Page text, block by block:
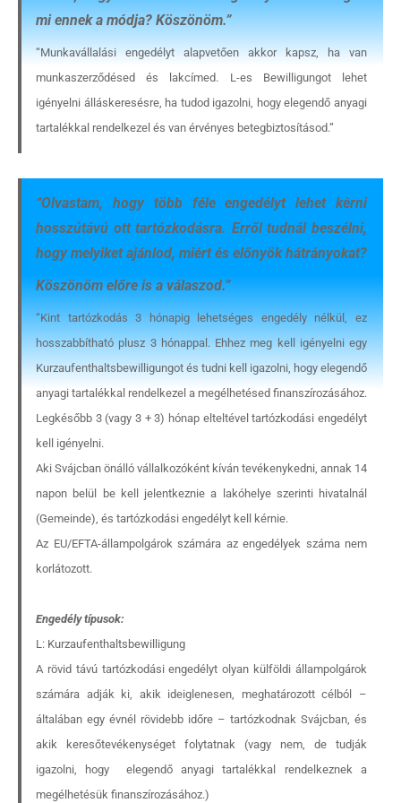
BLOG
Külföldi munkaajánlatok
mi ennek a módja? Köszönöm.”
“Munkavállalási engedélyt alapvetően akkor kapsz, ha van
munkaszerződésed és lakcímed. L-es Bewilligungot lehet
igényelni álláskeresésre, ha tudod igazolni, hogy elegendő anyagi
tartalékkal rendelkezel és van érvényes betegbiztosításod.”
“Olvastam, hogy több féle engedélyt lehet kérni
hosszútávú ott tartózkodásra. Erről tudnál beszélni,
hogy melyiket ajánlod, miért és előnyök hátrányokat?
Köszönöm előre is a válaszod.”
“Kint tartózkodás 3 hónapig lehetséges engedély nélkül, ez
hosszabbítható plusz 3 hónappal. Ehhez meg kell igényelni egy
Kurzaufenthaltsbewilligungot és tudni kell igazolni, hogy elegendő
anyagi tartalékkal rendelkezel a megélhetésed finanszírozásához.
Legkésőbb 3 (vagy 3 + 3) hónap elteltével tartózkodási engedélyt
kell igényelni.
Aki Svájcban önálló vállalkozóként kíván tevékenykedni, annak 14
napon belül be kell jelentkeznie a lakóhelye szerinti hivatalnál
(Gemeinde), és tartózkodási engedélyt kell kérnie.
Az EU/EFTA-állampolgárok számára az engedélyek száma nem
korlátozott.
Engedély típusok:
L: Kurzaufenthaltsbewilligung
A rövid távú tartózkodási engedélyt olyan külföldi állampolgárok
számára adják ki, akik ideiglenesen, meghatározott célból –
általában egy évnél rövidebb időre – tartózkodnak Svájcban, és
akik keresőtevékenységet folytatnak (vagy nem, de tudják
igazolni, hogy elegendő anyagi tartalékkal rendelkeznek a
megélhetésük finanszírozásához.)